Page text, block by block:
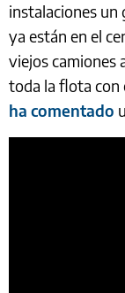
instalaciones un
ya están en el
viejos camiones
toda la flota con
ha comentado